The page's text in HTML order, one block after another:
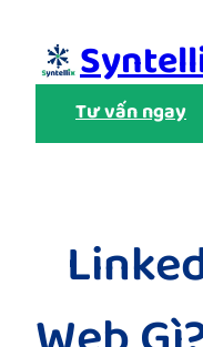
content
Tư vấn ngay